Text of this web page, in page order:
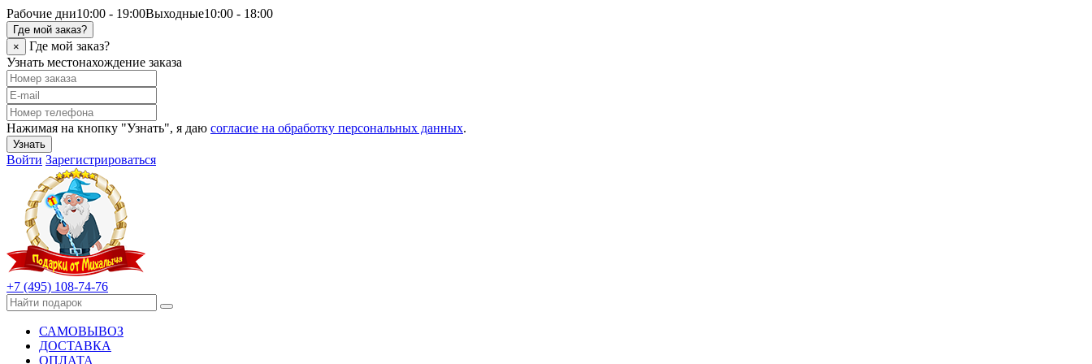
Рабочие дни10:00 - 19:00Выходные10:00 - 18:00
Где мой заказ?
×
Где мой заказ?
Узнать местонахождение заказа
Нажимая на кнопку "Узнать", я даю согласие на обработку персональных данных.
Узнать
Войти Зарегистрироваться
+7 (495) 108-74-76
САМОВЫВОЗ
ДОСТАВКА
ОПЛАТА